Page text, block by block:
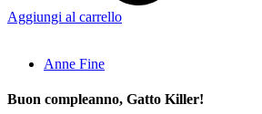
Aggiungi al carrello
Anne Fine
Buon compleanno, Gatto Killer!